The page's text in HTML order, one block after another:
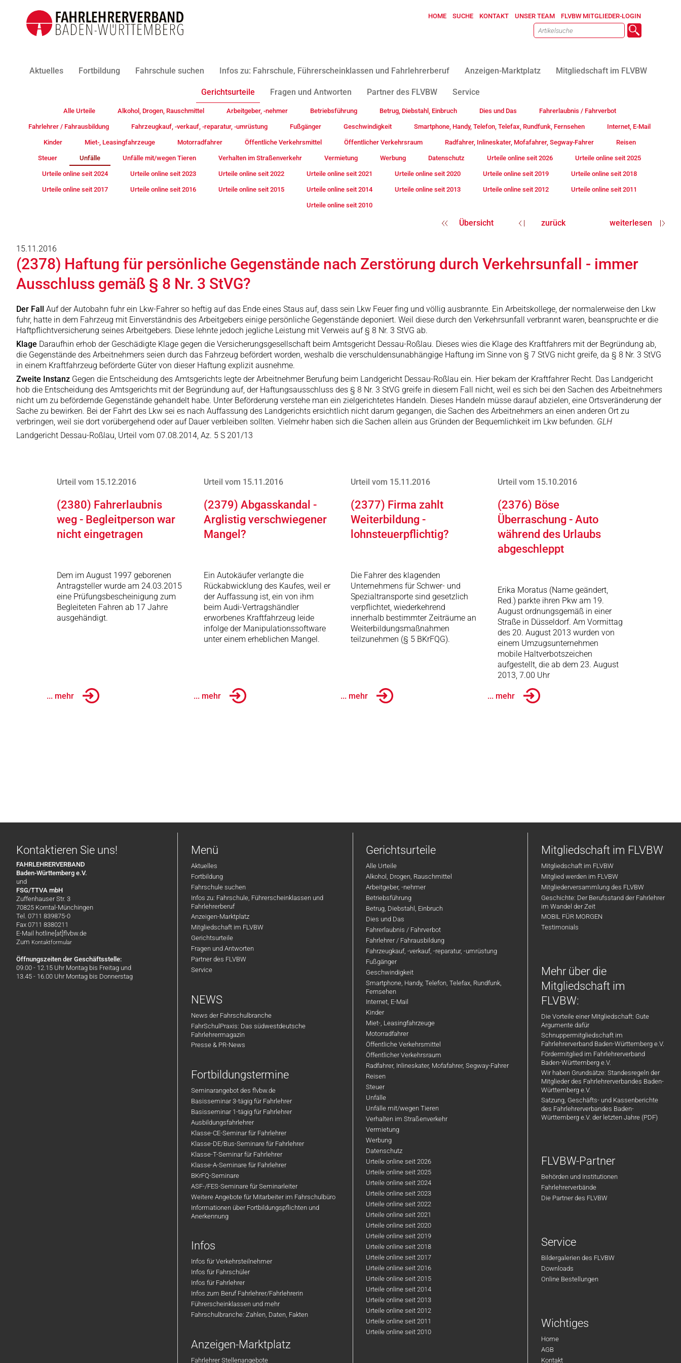
HOME SUCHE KONTAKT UNSER TEAM FLVBW MITGLIEDER-LOGIN
Aktuelles Fortbildung Fahrschule suchen Infos zu: Fahrschule, Führerscheinklassen und Fahrlehrerberuf Anzeigen-Marktplatz Mitgliedschaft im FLVBW
Gerichtsurteile Fragen und Antworten Partner des FLVBW Service
Alle Urteile Alkohol, Drogen, Rauschmittel Arbeitgeber, -nehmer Betriebsführung Betrug, Diebstahl, Einbruch Dies und Das Fahrerlaubnis / Fahrverbot
Fahrlehrer / Fahrausbildung Fahrzeugkauf, -verkauf, -reparatur, -umrüstung Fußgänger Geschwindigkeit Smartphone, Handy, Telefon, Telefax, Rundfunk, Fernsehen Internet, E-Mail
Kinder Miet-, Leasingfahrzeuge Motorradfahrer Öffentliche Verkehrsmittel Öffentlicher Verkehrsraum Radfahrer, Inlineskater, Mofafahrer, Segway-Fahrer Reisen
Steuer Unfälle Unfälle mit/wegen Tieren Verhalten im Straßenverkehr Vermietung Werbung Datenschutz Urteile online seit 2026 Urteile online seit 2025
Urteile online seit 2024 Urteile online seit 2023 Urteile online seit 2022 Urteile online seit 2021 Urteile online seit 2020 Urteile online seit 2019 Urteile online seit 2018
Urteile online seit 2017 Urteile online seit 2016 Urteile online seit 2015 Urteile online seit 2014 Urteile online seit 2013 Urteile online seit 2012 Urteile online seit 2011
Urteile online seit 2010
Übersicht zurück weiterlesen
15.11.2016
(2378) Haftung für persönliche Gegenstände nach Zerstörung durch Verkehrsunfall - immer
Ausschluss gemäß § 8 Nr. 3 StVG?
Der Fall Auf der Autobahn fuhr ein Lkw-Fahrer so heftig auf das Ende eines Staus auf, dass sein Lkw Feuer fing und völlig ausbrannte. Ein Arbeitskollege, der normalerweise den Lkw
fuhr, hatte in dem Fahrzeug mit Einverständnis des Arbeitgebers einige persönliche Gegenstände deponiert. Weil diese durch den Verkehrsunfall verbrannt waren, beanspruchte er die
Haftpflichtversicherung seines Arbeitgebers. Diese lehnte jedoch jegliche Leistung mit Verweis auf § 8 Nr. 3 StVG ab.
Klage Daraufhin erhob der Geschädigte Klage gegen die Versicherungsgesellschaft beim Amtsgericht Dessau-Roßlau. Dieses wies die Klage des Kraftfahrers mit der Begründung ab,
die Gegenstände des Arbeitnehmers seien durch das Fahrzeug befördert worden, weshalb die verschuldensunabhängige Haftung im Sinne von § 7 StVG nicht greife, da § 8 Nr. 3 StVG
in einem Kraftfahrzeug beförderte Güter von dieser Haftung explizit ausnehme.
Zweite Instanz Gegen die Entscheidung des Amtsgerichts legte der Arbeitnehmer Berufung beim Landgericht Dessau-Roßlau ein. Hier bekam der Kraftfahrer Recht. Das Landgericht
hob die Entscheidung des Amtsgerichts mit der Begründung auf, der Haftungsausschluss des § 8 Nr. 3 StVG greife in diesem Fall nicht, weil es sich bei den Sachen des Arbeitnehmers
nicht um zu befördernde Gegenstände gehandelt habe. Unter Beförderung verstehe man ein zielgerichtetes Handeln. Dieses Handeln müsse darauf abzielen, eine Ortsveränderung der
Sache zu bewirken. Bei der Fahrt des Lkw sei es nach Auffassung des Landgerichts ersichtlich nicht darum gegangen, die Sachen des Arbeitnehmers an einen anderen Ort zu
verbringen, weil sie dort vorübergehend oder auf Dauer verbleiben sollten. Vielmehr haben sich die Sachen allein aus Gründen der Bequemlichkeit im Lkw befunden. GLH
Landgericht Dessau-Roßlau, Urteil vom 07.08.2014, Az. 5 S 201/13
Urteil vom 15.12.2016
(2380) Fahrerlaubnis
weg - Begleitperson war
nicht eingetragen
Dem im August 1997 geborenen
Antragsteller wurde am 24.03.2015
eine Prüfungsbescheinigung zum
Begleiteten Fahren ab 17 Jahre
ausgehändigt.
... mehr
Urteil vom 15.11.2016
(2379) Abgasskandal -
Arglistig verschwiegener
Mangel?
Ein Autokäufer verlangte die
Rückabwicklung des Kaufes, weil er
der Auffassung ist, ein von ihm
beim Audi-Vertragshändler
erworbenes Kraftfahrzeug leide
infolge der Manipulationssoftware
unter einem erheblichen Mangel.
... mehr
Urteil vom 15.11.2016
(2377) Firma zahlt
Weiterbildung -
lohnsteuerpflichtig?
Die Fahrer des klagenden
Unternehmens für Schwer- und
Spezialtransporte sind gesetzlich
verpflichtet, wiederkehrend
innerhalb bestimmter Zeiträume an
Weiterbildungsmaßnahmen
teilzunehmen (§ 5 BKrFQG).
... mehr
Urteil vom 15.10.2016
(2376) Böse
Überraschung - Auto
während des Urlaubs
abgeschleppt
Erika Moratus (Name geändert,
Red.) parkte ihren Pkw am 19.
August ordnungsgemäß in einer
Straße in Düsseldorf. Am Vormittag
des 20. August 2013 wurden von
einem Umzugsunternehmen
mobile Haltverbotszeichen
aufgestellt, die ab dem 23. August
2013, 7.00 Uhr
... mehr
Kontaktieren Sie uns!
FAHRLEHRERVERBAND
Baden-Württemberg e.V.
und
FSG/TTVA mbH
Zuffenhauser Str. 3
70825 Korntal-Münchingen
Tel. 0711 839875-0
Fax 0711 8380211
E-Mail hotline[at]flvbw.de
Zum Kontaktformular
Öffnungszeiten der Geschäftsstelle:
09.00 - 12.15 Uhr Montag bis Freitag und
13.45 - 16.00 Uhr Montag bis Donnerstag
Menü
Aktuelles
Fortbildung
Fahrschule suchen
Infos zu: Fahrschule, Führerscheinklassen und
Fahrlehrerberuf
Anzeigen-Marktplatz
Mitgliedschaft im FLVBW
Gerichtsurteile
Fragen und Antworten
Partner des FLVBW
Service
NEWS
News der Fahrschulbranche
FahrSchulPraxis: Das südwestdeutsche
Fahrlehrermagazin
Presse & PR-News
Fortbildungstermine
Seminarangebot des flvbw.de
Basisseminar 3-tägig für Fahrlehrer
Basisseminar 1-tägig für Fahrlehrer
Ausbildungsfahrlehrer
Klasse-CE-Seminar für Fahrlehrer
Klasse-DE/Bus-Seminare für Fahrlehrer
Klasse-T-Seminar für Fahrlehrer
Klasse-A-Seminare für Fahrlehrer
BKrFQ-Seminare
ASF-/FES-Seminare für Seminarleiter
Weitere Angebote für Mitarbeiter im Fahrschulbüro
Informationen über Fortbildungspflichten und
Anerkennung
Infos
Infos für Verkehrsteilnehmer
Infos für Fahrschüler
Infos für Fahrlehrer
Infos zum Beruf Fahrlehrer/Fahrlehrerin
Führerscheinklassen und mehr
Fahrschulbranche: Zahlen, Daten, Fakten
Anzeigen-Marktplatz
Fahrlehrer Stellenangebote
Gerichtsurteile
Alle Urteile
Alkohol, Drogen, Rauschmittel
Arbeitgeber, -nehmer
Betriebsführung
Betrug, Diebstahl, Einbruch
Dies und Das
Fahrerlaubnis / Fahrverbot
Fahrlehrer / Fahrausbildung
Fahrzeugkauf, -verkauf, -reparatur, -umrüstung
Fußgänger
Geschwindigkeit
Smartphone, Handy, Telefon, Telefax, Rundfunk,
Fernsehen
Internet, E-Mail
Kinder
Miet-, Leasingfahrzeuge
Motorradfahrer
Öffentliche Verkehrsmittel
Öffentlicher Verkehrsraum
Radfahrer, Inlineskater, Mofafahrer, Segway-Fahrer
Reisen
Steuer
Unfälle
Unfälle mit/wegen Tieren
Verhalten im Straßenverkehr
Vermietung
Werbung
Datenschutz
Urteile online seit 2026
Urteile online seit 2025
Urteile online seit 2024
Urteile online seit 2023
Urteile online seit 2022
Urteile online seit 2021
Urteile online seit 2020
Urteile online seit 2019
Urteile online seit 2018
Urteile online seit 2017
Urteile online seit 2016
Urteile online seit 2015
Urteile online seit 2014
Urteile online seit 2013
Urteile online seit 2012
Urteile online seit 2011
Urteile online seit 2010
Mitgliedschaft im FLVBW
Mitgliedschaft im FLVBW
Mitglied werden im FLVBW
Mitgliederversammlung des FLVBW
Geschichte: Der Berufsstand der Fahrlehrer
im Wandel der Zeit
MOBIL FÜR MORGEN
Testimonials
Mehr über die
Mitgliedschaft im
FLVBW:
Die Vorteile einer Mitgliedschaft: Gute
Argumente dafür
Schnuppermitgliedschaft im
Fahrlehrerverband Baden-Württemberg e.V.
Fördermitglied im Fahrlehrerverband
Baden-Württemberg e.V.
Wir haben Grundsätze: Standesregeln der
Mitglieder des Fahrlehrerverbandes Baden-
Württemberg e.V.
Satzung, Geschäfts- und Kassenberichte
des Fahrlehrerverbandes Baden-
Württemberg e.V. der letzten Jahre (PDF)
FLVBW-Partner
Behörden und Institutionen
Fahrlehrerverbände
Die Partner des FLVBW
Service
Bildergalerien des FLVBW
Downloads
Online Bestellungen
Wichtiges
Home
AGB
Kontakt